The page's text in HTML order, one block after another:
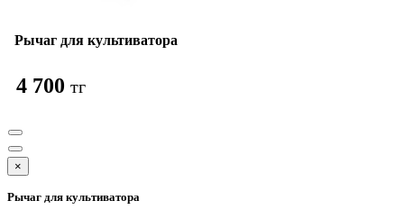
Рычаг для культиватора
4 700 тг
×
Рычаг для культиватора